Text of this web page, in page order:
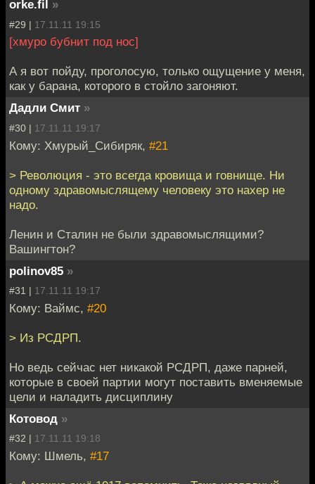
orke.fil »
#29 | 17.11.11 19:15
[хмуро бубнит под нос]
А я вот пойду, проголосую, только ощущение у меня,
как у барана, которого в стойло загоняют.
Дадли Смит »
#30 | 17.11.11 19:17
Кому: Хмурый_Сибиряк, #21
> Революция - это всегда кровища и говнище. Ни
одному здравомыслящему человеку это нахер не
надо.
Ленин и Сталин не были здравомыслящими?
Вашингтон?
polinov85 »
#31 | 17.11.11 19:17
Кому: Ваймс, #20
> Из РСДРП.
Но ведь сейчас нет никакой РСДРП, даже парней,
которые в своей партии могут поставить вменяемые
цели и наладить дисциплину
Котовод »
#32 | 17.11.11 19:18
Кому: Шмель, #17